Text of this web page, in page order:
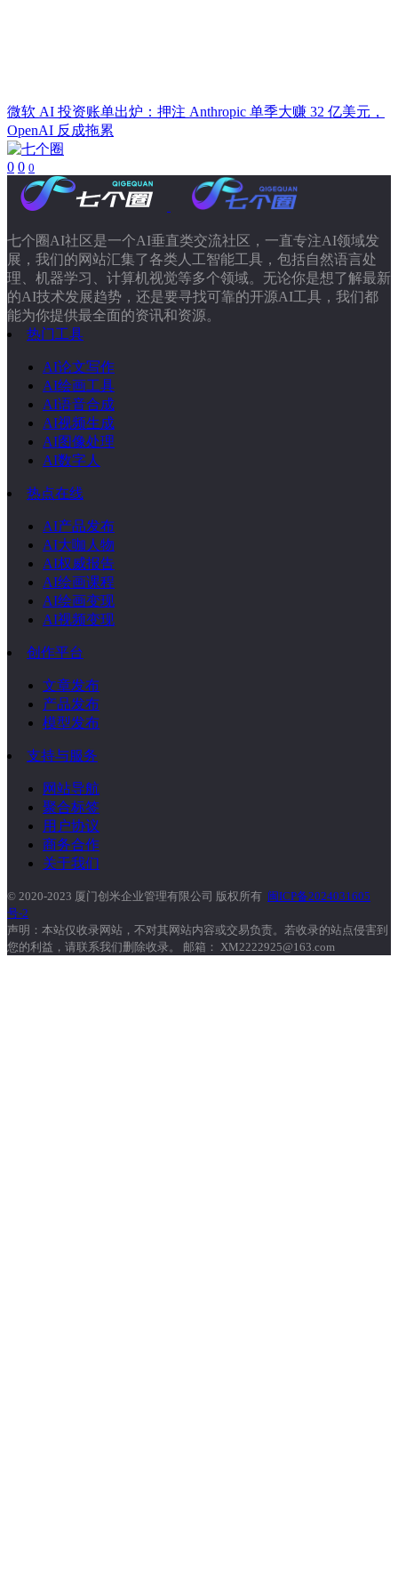
微软 AI 投资账单出炉：押注 Anthropic 单季大赚 32 亿美元，
OpenAI 反成拖累
0 0 0
七个圈AI社区是一个AI垂直类交流社区，一直专注AI领域发
展，我们的网站汇集了各类人工智能工具，包括自然语言处
理、机器学习、计算机视觉等多个领域。无论你是想了解最新
的AI技术发展趋势，还是要寻找可靠的开源AI工具，我们都
能为你提供最全面的资讯和资源。
热门工具
AI论文写作
AI绘画工具
AI语音合成
AI视频生成
AI图像处理
AI数字人
热点在线
AI产品发布
AI大咖人物
AI权威报告
AI绘画课程
AI绘画变现
AI视频变现
创作平台
文章发布
产品发布
模型发布
支持与服务
网站导航
聚合标签
用户协议
商务合作
关于我们
© 2020-2023 厦门创米企业管理有限公司 版权所有 闽ICP备2024031605
号-2
声明：本站仅收录网站，不对其网站内容或交易负责。若收录的站点侵害到
您的利益，请联系我们删除收录。 邮箱： XM2222925@163.com